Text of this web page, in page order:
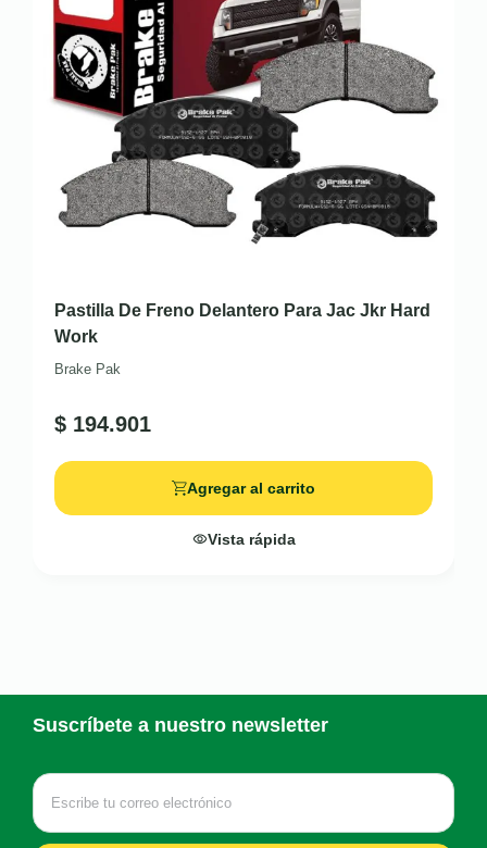
Pastilla De Freno Delantero Para Jac Jkr Hard
Work
Brake Pak
$ 194.901
Agregar al carrito
Vista rápida
Suscríbete a nuestro newsletter